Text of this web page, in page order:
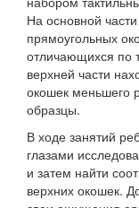
На основной
прямоугольных
отличающихся по
верхней части
окошек меньшего
образцы.
В ходе занятий
глазами
и затем найти
верхних окошек.